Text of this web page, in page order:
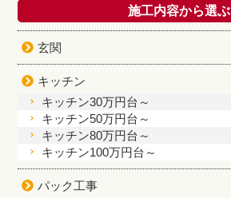
施工内容から選ぶ
玄関
キッチン
キッチン30万円台～
キッチン50万円台～
キッチン80万円台～
キッチン100万円台～
パック工事